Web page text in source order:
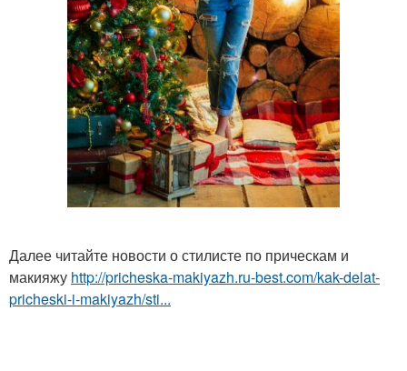
Далее читайте новости о стилисте по прическам и
макияжу http://pricheska-makiyazh.ru-best.com/kak-delat-
pricheski-i-makiyazh/sti...